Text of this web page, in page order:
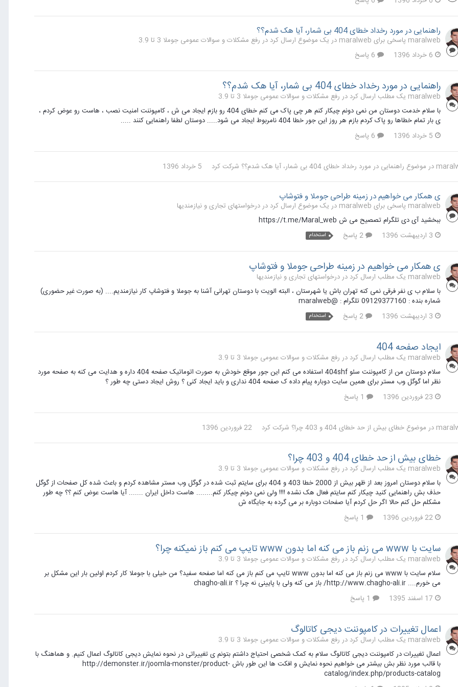
راهنمایی در مورد رخداد خطای 404 بی شمار، آیا هک شدم؟؟
maralweb پاسخی برای maralweb در یک موضوع ارسال کرد در
رفع مشکلات و سوالات عمومی جوملا 3 تا 3.9
6 خرداد 1396
راهنمایی در مورد رخداد خطای 404 بی شمار، آیا هک شدم؟؟
maralweb یک مطلب ارسال کرد در
رفع مشکلات و سوالات عمومی جوملا 3 تا 3.9
با سلام خدمت دوستان من نمی دونم چیکار کنم هر چی پاک می کنم خطای 404 رو بازم ایجاد می ش ، کامپوننت امنیت نصب ، هاست رو عوض کردم ،
ی بار تمام خطاها رو پاک کردم بازم هر روز این جور خطا 404 نامربوط ایجاد می شود..... دوستان لطفا راهنمایی کنند .....
5 خرداد 1396
در موضوع راهنمایی در مورد رخداد خطای 404 بی شمار، آیا هک شدم؟؟ شرکت کرد 5 خرداد 1396
ی همکار می خواهیم در زمینه طراحی جوملا و فتوشاپ
maralweb پاسخی برای maralweb در یک موضوع ارسال کرد در
درخواستهای تجاری و نیازمندیها
ببخشید آی دی تلگرام تصصیح می ش https://t.me/Maral_web
3 اردیبهشت 1396
استخدام
ی همکار می خواهیم در زمینه طراحی جوملا و فتوشاپ
maralweb یک مطلب ارسال کرد در
درخواستهای تجاری و نیازمندیها
با سلام ب ی نفر فرقی نمی کنه تهران باش یا شهرستان ، البته الویت با دوستان تهرانی آشنا به جوملا و فتوشاپ کار نیازمندیم.... (به صورت غیر حضوری)
شماره بنده : 09129377160 تلگرام : @maralweb
3 اردیبهشت 1396
استخدام
ایجاد صفحه 404
maralweb یک مطلب ارسال کرد در
رفع مشکلات و سوالات عمومی جوملا 3 تا 3.9
سلام دوستان من از کامپوننت سئو 404shf استفاده می کنم این جور موقع خودش به صورت اتوماتیک صفحه 404 داره و هدایت می کنه به صفحه مورد
نظر اما گوگل وب مستر برای همین سایت دوباره پیام داده ک صفحه 404 نداری و باید ایجاد کنی ؟ روش ایجاد دستی چه طور ؟
23 فروردین 1396
در موضوع خطای بیش از حد خطای 404 و 403 چرا؟ شرکت کرد 22 فروردین 1396
خطای بیش از حد خطای 404 و 403 چرا؟
maralweb یک مطلب ارسال کرد در
رفع مشکلات و سوالات عمومی جوملا 3 تا 3.9
با سلام دوستان امروز بعد از ظهر بیش از 2000 خطا 403 و 404 برای سایتم ثبت شده در گوگل وب مستر مشاهده کردم و باعث شده کل صفحات از گوگل
حذف بش راهنمایی کنید چیکار کنم سایتم فعال هک نشده !!!! ولی نمی دونم چیکار کنم........ هاست داخل ایران ....... آیا هاست عوض کنم ؟؟ چه طور
مشکلم حل کنم حالا اگر حل کردم آیا صفحات دوباره بر می گرده به جایگاه ش
22 فروردین 1396
سایت با www می زنم باز می کنه اما بدون www تایپ می کنم باز نمیکنه چرا؟
maralweb یک مطلب ارسال کرد در
رفع مشکلات و سوالات عمومی جوملا 3 تا 3.9
سلام سایت با www می زنم باز می کنه اما بدون www تایپ می کنم باز می کنه اما صفحه سفید؟ من خیلی با جوملا کار کردم اولین بار این مشکل بر
می خورم.... http://www.chagho-ali.ir/ باز می کنه ولی با پایینی نه چرا ؟ chagho-ali.ir
17 اسفند 1395
اعمال تغییرات در کامپوننت دیجی کاتالوگ
maralweb یک مطلب ارسال کرد در
رفع مشکلات و سوالات عمومی جوملا 3 تا 3.9
اعمال تغییرات در کامپوننت دیجی کاتالوگ سلام به کمک شخصی احتیاج داشتم بتونم ی تغییراتی در نحوه نمایش دیجی کاتالوگ اعمال کنیم. و هماهنگ با
با قالب مورد نظر بش بیشتر می خواهیم نحوه نمایش و افکت ها این طور باش http://demonster.ir/joomla-monster/product-
catalog/index.php/products-catalog